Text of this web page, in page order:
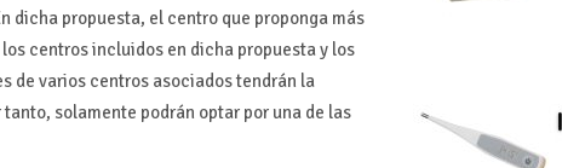
dicha propuesta, el centro que proponga más
centros incluidos en dicha propuesta y los
de varios centros asociados tendrán la
solamente podrán optar por una de las